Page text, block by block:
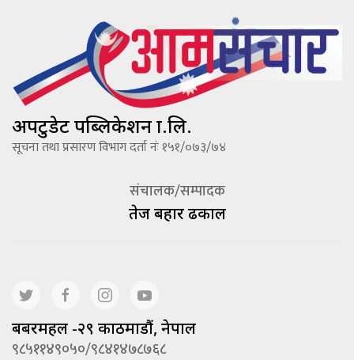
अपटुडेट पब्लिकेशन प्रा.लि.
सूचना तथा प्रसारण विभाग दर्ता नंः १५१/०७३/७४
संचालक/सम्पादक
तेज बहादूर ढकाल
बबरमहल -२९ काठमाडौं, नेपाल
९८५११४९०५०/९८४१४७८७६८